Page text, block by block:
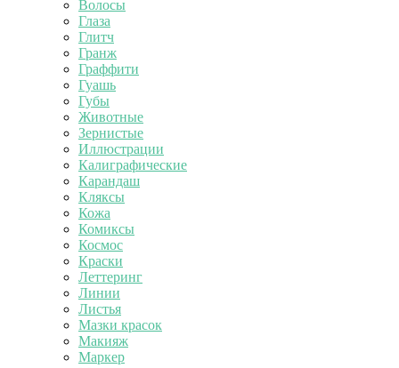
Волосы
Глаза
Глитч
Гранж
Граффити
Гуашь
Губы
Животные
Зернистые
Иллюстрации
Калиграфические
Карандаш
Кляксы
Кожа
Комиксы
Космос
Краски
Леттеринг
Линии
Листья
Мазки красок
Макияж
Маркер